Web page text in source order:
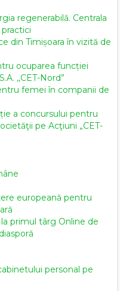
regenerabilă. Centrala
din Timișoara în vizită de
ocuparea funcției
,,CET-Nord”
femei în companii de
a concursului pentru
pe Acţiuni „CET-
europeană pentru
la primul târg Online de
personal pe